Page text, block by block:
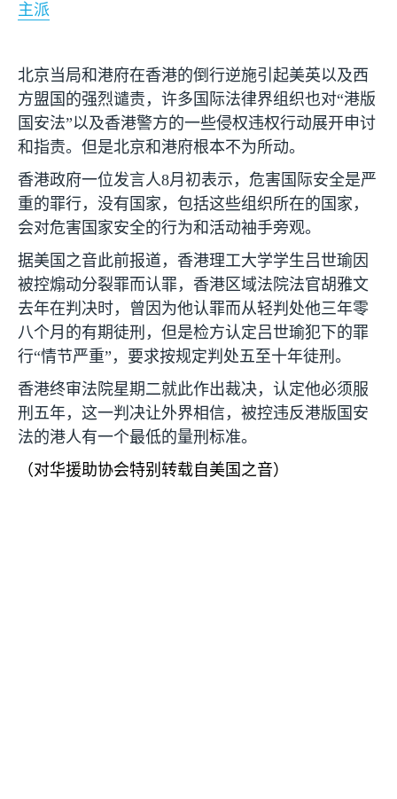
主派
北京当局和港府在香港的倒行逆施引起美英以及西
方盟国的强烈谴责，许多国际法律界组织也对“港版
国安法”以及香港警方的一些侵权违权行动展开申讨
和指责。但是北京和港府根本不为所动。
香港政府一位发言人8月初表示，危害国际安全是严
重的罪行，没有国家，包括这些组织所在的国家，
会对危害国家安全的行为和活动袖手旁观。
据美国之音此前报道，香港理工大学学生吕世瑜因
被控煽动分裂罪而认罪，香港区域法院法官胡雅文
去年在判决时，曾因为他认罪而从轻判处他三年零
八个月的有期徒刑，但是检方认定吕世瑜犯下的罪
行“情节严重”，要求按规定判处五至十年徒刑。
香港终审法院星期二就此作出裁决，认定他必须服
刑五年，这一判决让外界相信，被控违反港版国安
法的港人有一个最低的量刑标准。
（对华援助协会特别转载自美国之音）